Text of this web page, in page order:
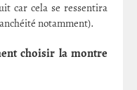
car cela se ressentira
notamment).
choisir la montre